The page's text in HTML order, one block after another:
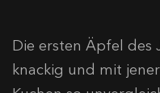
Die ersten Äpfel des
knackig und mit